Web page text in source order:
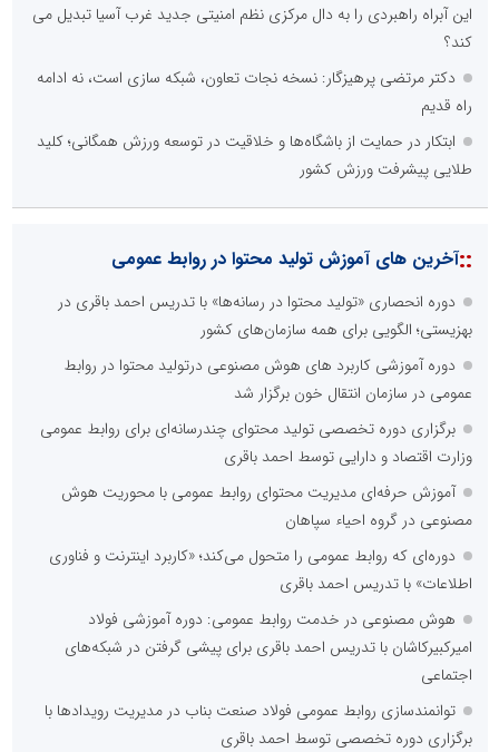
این آبراه راهبردی را به دال مرکزی نظم امنیتی جدید غرب آسیا تبدیل می
کند؟
دکتر مرتضی پرهیزگار: نسخه نجات تعاون، شبکه سازی است، نه ادامه
راه قدیم
ابتکار در حمایت از باشگاه‌ها و خلاقیت در توسعه ورزش همگانی؛ کلید
طلایی پیشرفت ورزش کشور
::آخرین های آموزش تولید محتوا در روابط عمومی
دوره انحصاری «تولید محتوا در رسانه‌ها» با تدریس احمد باقری در
بهزیستی؛ الگویی برای همه سازمان‌های کشور
دوره آموزشی کاربرد های هوش مصنوعی درتولید محتوا در روابط
عمومی در سازمان انتقال خون برگزار شد
برگزاری دوره تخصصی تولید محتوای چندرسانه‌ای برای روابط عمومی
وزارت اقتصاد و دارایی توسط احمد باقری
آموزش حرفه‌ای مدیریت محتوای روابط عمومی با محوریت هوش
مصنوعی در گروه احیاء سپاهان
دوره‌ای که روابط عمومی را متحول می‌کند؛ «کاربرد اینترنت و فناوری
اطلاعات» با تدریس احمد باقری
هوش مصنوعی در خدمت روابط عمومی: دوره آموزشی فولاد
امیرکبیرکاشان با تدریس احمد باقری برای پیشی گرفتن در شبکه‌های
اجتماعی
توانمندسازی روابط عمومی فولاد صنعت بناب در مدیریت رویدادها با
برگزاری دوره تخصصی توسط احمد باقری